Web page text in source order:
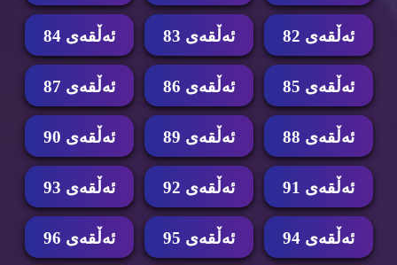
ئه‌ڵقه‌ی 82 ئه‌ڵقه‌ی 83 ئه‌ڵقه‌ی 84
ئه‌ڵقه‌ی 85 ئه‌ڵقه‌ی 86 ئه‌ڵقه‌ی 87
ئه‌ڵقه‌ی 88 ئه‌ڵقه‌ی 89 ئه‌ڵقه‌ی 90
ئه‌ڵقه‌ی 91 ئه‌ڵقه‌ی 92 ئه‌ڵقه‌ی 93
ئه‌ڵقه‌ی 94 ئه‌ڵقه‌ی 95 ئه‌ڵقه‌ی 96